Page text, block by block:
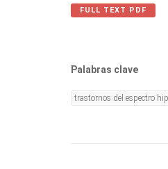
FULL TEXT PDF
Palabras clave
trastornos del espectro